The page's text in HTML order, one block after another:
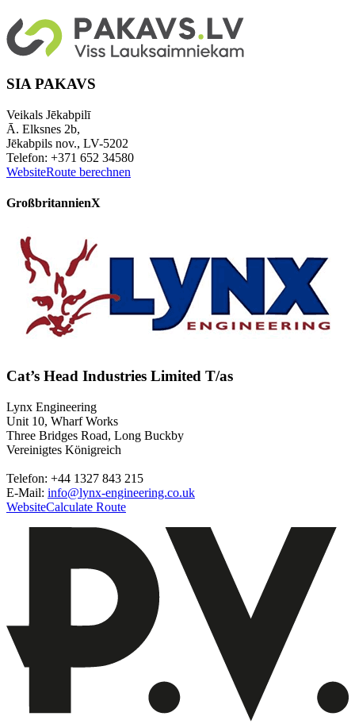
SIA PAKAVS
Veikals Jēkabpilī
Ā. Elksnes 2b,
Jēkabpils nov., LV-5202
Telefon: +371 652 34580
WebsiteRoute berechnen
GroßbritannienX
Cat’s Head Industries Limited T/as
Lynx Engineering
Unit 10, Wharf Works
Three Bridges Road, Long Buckby
Vereinigtes Königreich
Telefon: +44 1327 843 215
E-Mail: info@lynx-engineering.co.uk
WebsiteCalculate Route